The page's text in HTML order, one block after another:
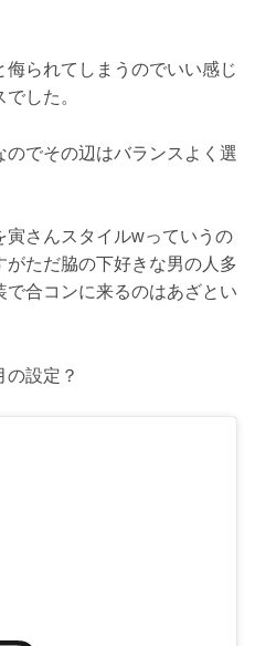
られてしまうのでいい感じ
した。
でその辺はバランスよく選
さんスタイルwっていうの
ただ脇の下好きな男の人多
合コンに来るのはあざとい
の設定？